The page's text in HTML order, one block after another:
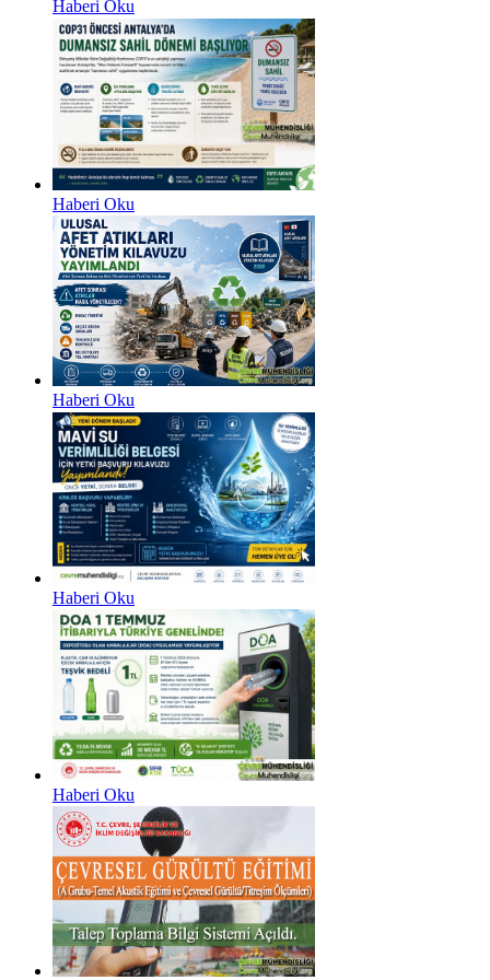
Haberi Oku
Haberi Oku
Haberi Oku
Haberi Oku
Haberi Oku